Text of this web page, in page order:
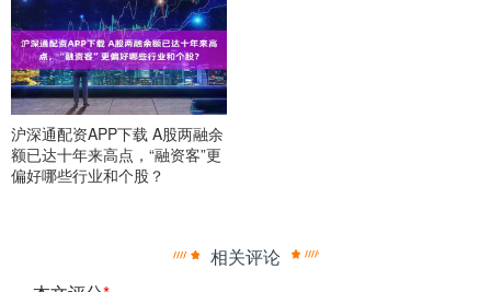
沪深通配资APP下载 A股两融余
额已达十年来高点，“融资客”更
偏好哪些行业和个股？
相关评论